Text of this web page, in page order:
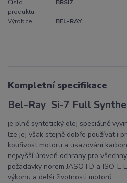
Číslo
produktu:
BRSI7
Výrobce: BEL-RAY
Kompletní specifikace
Bel-Ray Si-7 Full
je plně syntetický olej speciálně
lze jej však stejně dobře používat i
kouřivost motoru a usazování
nejvyšší úroveň ochrany pro
požadavky norem JASO FD a ISO-
výkonu a delší životnosti motorů.